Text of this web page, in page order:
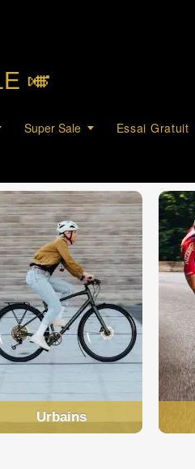
🎺︎
Super Sale Essai Gratuit
Urbains